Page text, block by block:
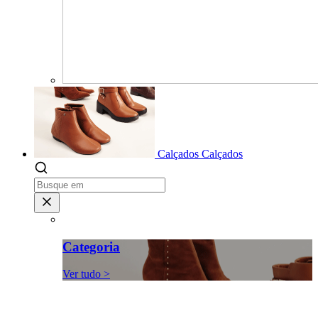
Calçados Calçados
Categoria
Ver tudo >